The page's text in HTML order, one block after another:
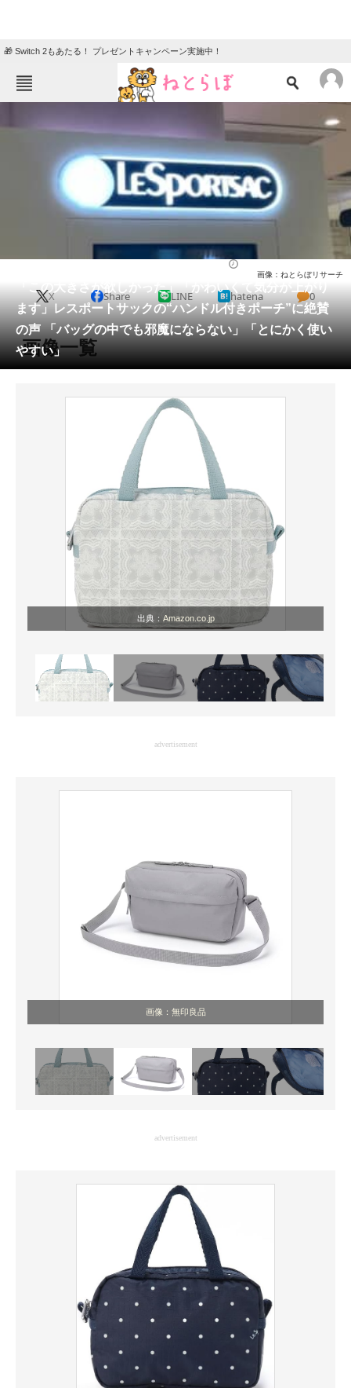
🎁 Switch 2もあたる！ プレゼントキャンペーン実施中！
TOP
クイズ
地域
教育・育児
リサーチ
メディア
注目記事を集めた総合ページ
スマホと通信の最新トレンド
進化するPCとデバイスの未来
好きが集まる 比べて選べる
ビジネスと働き方のヒント
AI活用のいまが分かる
企業ITのトレンドを詳説
経営リーダーのコミュニティ
マーケ×ITの今がよく分かる
ITエンジニア向け専門サイト
製造業のIT導入・活用を支援
電子設計の基本と応用
エネルギーの専門メディア
建設×テクノロジーの最前線
「この大きさが欲しかった」「かわいくて気分が上がり
ます」レスポートサックの“ハンドル付きポーチ”に絶賛
の声 「バッグの中でも邪魔にならない」「とにかく使い
やすい」
画像：ねとらぼリサーチ
X Share LINE hatena 0
画像一覧
出典： Amazon.co.jp
advertisement
画像：無印良品
advertisement